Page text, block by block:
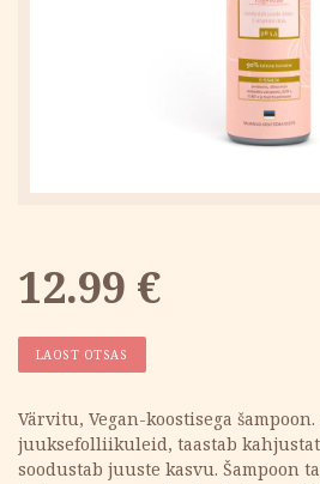
12.99 €
LAOST OTSAS
Värvitu, Vegan-koostisega
juuksefolliikuleid, taastab
soodustab juuste kasvu. Šampoon